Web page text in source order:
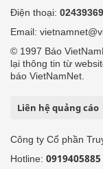
Điện thoại:
Email:
© 1997 Báo
lại thông tin từ
báo VietNamNet.
Liên hệ quảng cáo
Công ty Cổ phần
Hotline: